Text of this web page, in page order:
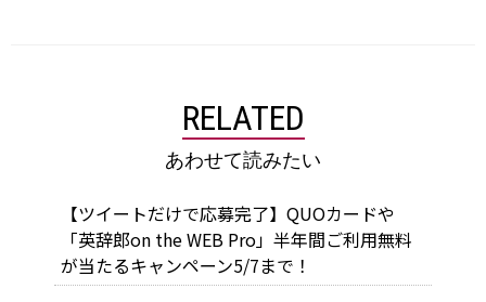
RELATED
あわせて読みたい
【ツイートだけで応募完了】QUOカードや
「英辞郎on the WEB Pro」半年間ご利用無料
が当たるキャンペーン5/7まで！